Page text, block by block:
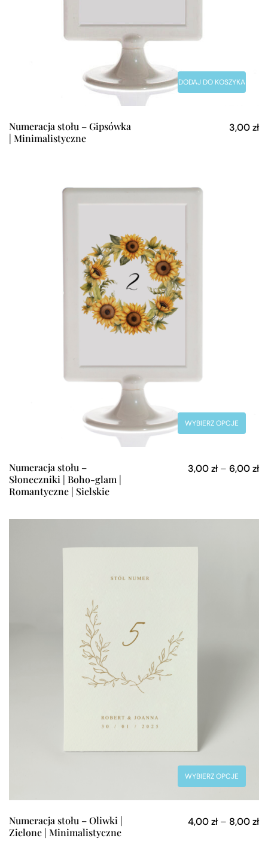
DODAJ DO KOSZYKA
Numeracja stołu – Gipsówka
| Minimalistyczne
3,00zł
WYBIERZ OPCJE
Numeracja stołu –
Słoneczniki | Boho-glam |
Romantyczne | Sielskie
3,00zł – 6,00zł
WYBIERZ OPCJE
Numeracja stołu – Oliwki |
Zielone | Minimalistyczne
4,00zł – 8,00zł